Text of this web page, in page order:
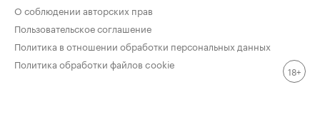
О соблюдении авторских прав
Пользовательское соглашение
Политика в отношении обработки персональных данных
Политика обработки файлов cookie
18+